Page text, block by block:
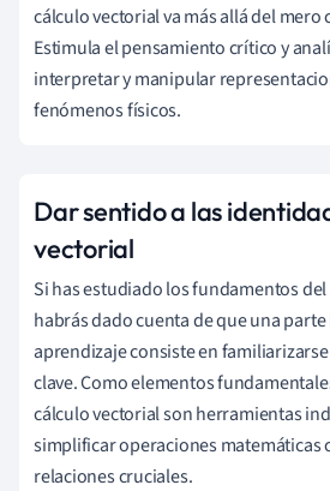
cálculo vectorial va más allá del
Estimula el pensamiento crítico y
interpretar y manipular
fenómenos físicos.
Dar sentido a las
vectorial
Si has estudiado los fundamentos
habrás dado cuenta de que una
aprendizaje consiste en
clave. Como elementos
cálculo vectorial son herramientas
simplificar operaciones matemáticas
relaciones cruciales.